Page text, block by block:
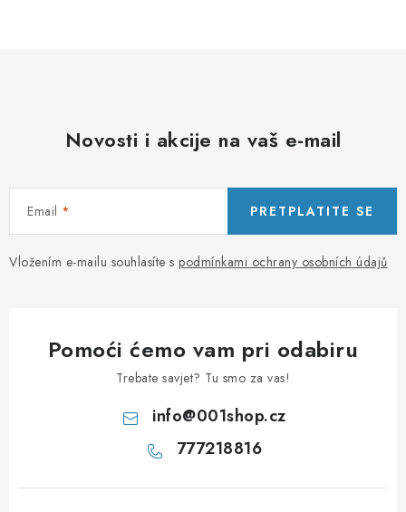
Novosti i akcije na vaš e-mail
Email
Vložením e-mailu souhlasíte s podmínkami ochrany osobních údajů
PRETPLATITE SE
Pomoći ćemo vam pri odabiru
Trebate savjet? Tu smo za vas!
info@001shop.cz
777218816